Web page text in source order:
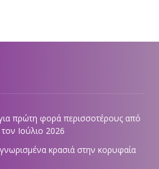
πρώτη φορά περισσοτέρους από
Ιούλιο 2026
κρασιά στην κορυφαία